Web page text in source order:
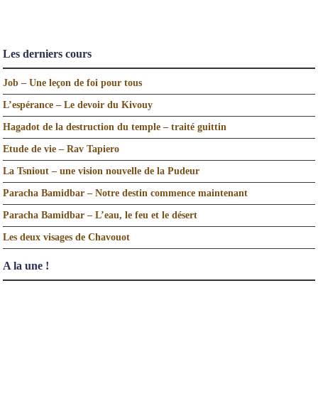
Les derniers cours
Job – Une leçon de foi pour tous
L’espérance – Le devoir du Kivouy
Hagadot de la destruction du temple – traité guittin
Etude de vie – Rav Tapiero
La Tsniout – une vision nouvelle de la Pudeur
Paracha Bamidbar – Notre destin commence maintenant
Paracha Bamidbar – L’eau, le feu et le désert
Les deux visages de Chavouot
A la une !